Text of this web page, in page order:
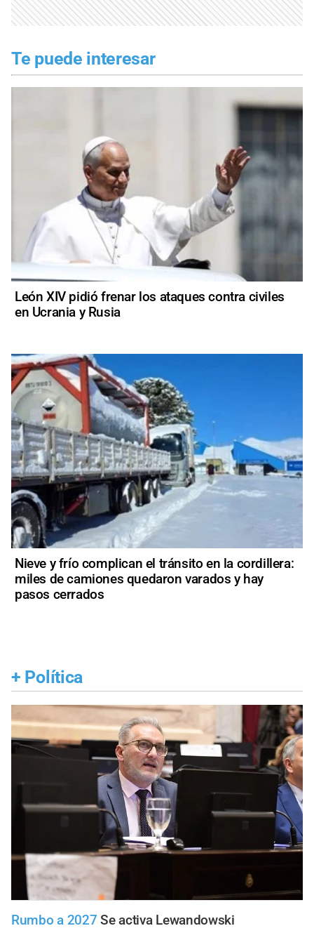
Te puede interesar
León XIV pidió frenar los ataques contra civiles
en Ucrania y Rusia
Nieve y frío complican el tránsito en la cordillera:
miles de camiones quedaron varados y hay
pasos cerrados
+ Política
Rumbo a 2027 Se activa Lewandowski